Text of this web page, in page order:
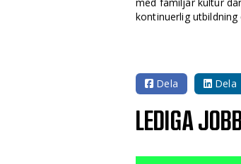
kontinuerlig
Dela Dela
LEDIGA